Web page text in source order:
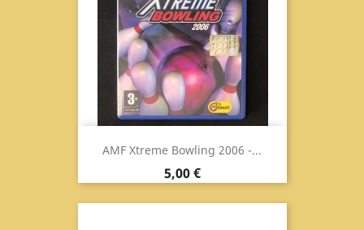
AMF Xtreme Bowling 2006 -...
Prezzo
5,00 €